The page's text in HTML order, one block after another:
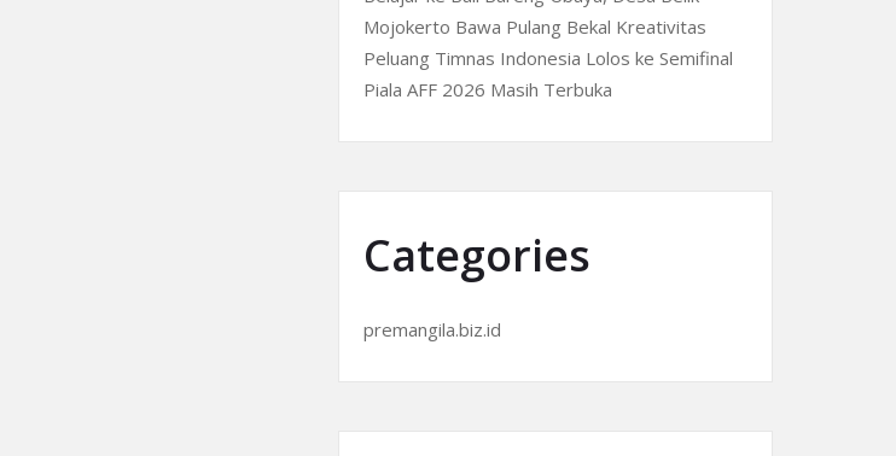
Mojokerto Bawa Pulang Bekal Kreativitas
Peluang Timnas Indonesia Lolos ke Semifinal
Piala AFF 2026 Masih Terbuka
Categories
premangila.biz.id